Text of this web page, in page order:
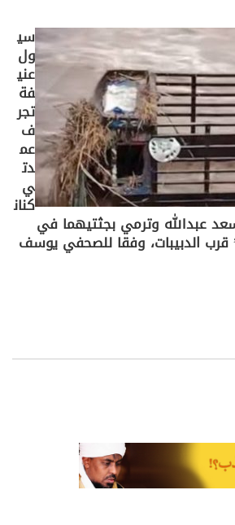
سي
ول
عني
فة
تجر
ف
عم
دت
ي
كنان
عبدالله وترمي بجثتيهما في
قرب الدبيبات، وفقا للصحفي يوسف